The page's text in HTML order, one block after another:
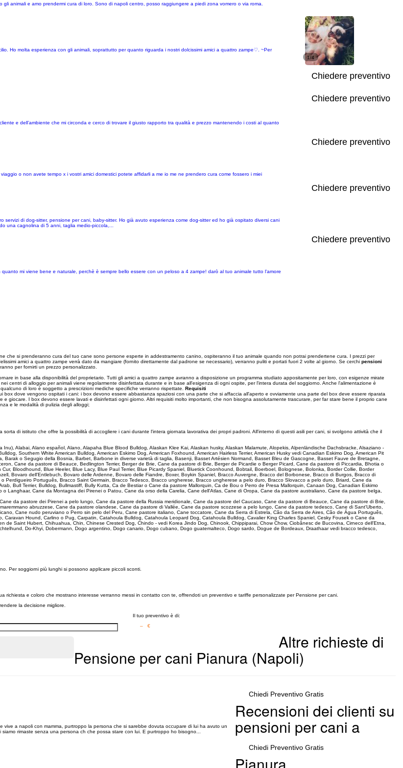
animali e amo prendermi cura di loro. Sono di napoli centro, posso raggiungere a piedi zona vomero o via roma.
Ho molta esperienza con gli animali, soprattutto per quanto riguarda i nostri dolcissimi amici a quattro zampe♡. ~Per
1/4
Chiedere preventivo
e dell’ambiente che mi circonda e cerco di trovare il giusto rapporto tra qualità e prezzo mantenendo i costi al quanto
Chiedere preventivo
o non avete tempo x i vostri amici domestici potete affidarli a me io me ne prendero cura come fossero i miei
Chiedere preventivo
di dog-sitter, pensione per cani, baby-sitter. Ho già avuto esperienza come dog-sitter ed ho già ospitato diversi cani
una cagnolina di 5 anni, taglia medio-piccola,...
Chiedere preventivo
mi viene bene e naturale, perchè è sempre bello essere con un peloso a 4 zampe! darò al tuo animale tutto l'amore
Chiedere preventivo
che si prenderanno cura del tuo cane sono persone esperte in addestramento canino, ospiteranno il tuo animale quando non potrai prendertene cura. I prezzi per
amici a quattro zampe verrà dato da mangiare (fornito direttamente dal padrone se necessario), verranno puliti e portati fuori 2 volte al giorno. Se cerchi pensioni
per fornirti un prezzo personalizzato.
in base alla disponibilità del proprietario. Tutti gli amici a quattro zampe avranno a disposizione un programma studiato appositamente per loro, con esigenze mirate
centri di alloggio per animali viene regolarmente disinfettata durante e in base all'esigenza di ogni ospite, per l'intera durata del soggiorno. Anche l'alimentazione è
di loro è soggetto a prescrizioni mediche specifiche verranno rispettate. Requisiti
box dove vengono ospitati i cani: i box devono essere abbastanza spaziosi con una parte che si affaccia all'aperto e ovviamente una parte del box deve essere riparata
giocare. I box devono essere lavati e disinfettati ogni giorno. Altri requisiti molto importanti, che non bisogna assolutamente trascurare, per far stare bene il proprio cane
e le modalità di pulizia degli alloggi;
di istituto che offre la possibilità di accogliere i cani durante l'intera giornata lavorativa dei propri padroni. All'interno di questi asili per cani, si svolgono attività che il
Alabai, Alano español, Alano, Alapaha Blue Blood Bulldog, Alaskan Klee Kai, Alaskan husky, Alaskan Malamute, Alopekis, Alpenländische Dachsbracke, Alsaziano -
Southern White American Bulldog, American Eskimo Dog, American Foxhound, American Hairless Terrier, American Husky vedi Canadian Eskimo Dog, American Pit
Barak o Segugio della Bosnia, Barbet, Barbone in diverse varietà di taglia, Basenji, Basset Artésien Normand, Basset Bleu de Gascogne, Basset Fauve de Bretagne,
Cane da pastore di Beauce, Bedlington Terrier, Berger de Brie, Cane da pastore di Brie, Berger de Picardie o Berger Picard, Cane da pastore di Piccardia, Bhotia o
Bloodhound, Blue Heeler, Blue Lacy, Blue Paul Terrier, Blue Picardy Spaniel, Bluetick Coonhound, Bobtail, Boerboel, Bolognese, Bolonka, Border Collie, Border
Bovaro dell'Entlebuch, Bovaro delle Ardenne, Bovaro delle Fiandre, Boxer, Boykin Spaniel, Bracco Auvergne, Bracco del Borbonese, Bracco di Burgos, Bracco di
Português, Bracco Saint Germain, Bracco Tedesco, Bracco ungherese, Bracco ungherese a pelo duro, Bracco Slovacco a pelo duro, Briard, Cane da
Bull Terrier, Bulldog, Bullmastiff, Bully Kutta, Ca de Bestiar o Cane da pastore Mallorquin, Ca de Bou o Perro de Presa Mallorquin, Canaan Dog, Canadian Eskimo
Langhaar, Cane da Montagna dei Pirenei o Patou, Cane da orso della Carelia, Cane dell'Atlas, Cane di Oropa, Cane da pastore australiano, Cane da pastore belga,
da pastore dei Pirenei a pelo lungo, Cane da pastore della Russia meridionale, Cane da pastore del Caucaso, Cane da pastore di Beauce, Cane da pastore di Brie,
abruzzese, Cane da pastore olandese, Cane da pastore di Vallée, Cane da pastore scozzese a pelo lungo, Cane da pastore tedesco, Cane di Sant'Uberto,
Cane nudo peruviano o Perro sin pelo del Peru, Cane pastore italiano, Cane toccatore, Cane da Serra di Estrela, Cão da Serra de Aires, Cão de Água Português,
Hound, Carlino o Pug, Carpatin, Catahoula Bulldog, Catahoula Leopard Dog, Catahoula Bulldog, Cavalier King Charles Spaniel, Cesky Fousek o Cane da
de Saint Hubert, Chihuahua, Chin, Chinese Crested Dog, Chindo - vedi Korea Jindo Dog, Chinook, Chippiparai, Chow Chow, Ciobănesc de Bucovina, Cirneco dell'Etna,
Do-Khyi, Dobermann, Dogo argentino, Dogo canario, Dogo cubano, Dogo guatemalteco, Dogo sardo, Dogue de Bordeaux, Draathaar vedi bracco tedesco,
Per soggiorni più lunghi si possono applicare piccoli sconti.
e coloro che mostrano interesse verranno messi in contatto con te, offrendoti un preventivo e tariffe personalizzate per Pensione per cani.
la decisione migliore.
Il tuo preventivo è di:
– €
Altre richieste di
Pensione per cani Pianura (Napoli)
a napoli con mamma, purtroppo la persona che si sarebbe dovuta occupare di lui ha avuto un
rimaste senza una persona ch che possa stare con lui. E purtroppo ho bisogno...
Chiedi Preventivo Gratis
Chiedi Preventivo Gratis
Recensioni dei clienti su
pensioni per cani a